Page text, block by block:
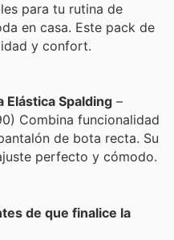
para tu rutina de
en casa. Este pack de
y confort.
Elástica Spalding –
Combina funcionalidad
de bota recta. Su
perfecto y cómodo.
de que finalice la